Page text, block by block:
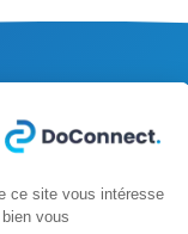
ce site vous intéresse
vous